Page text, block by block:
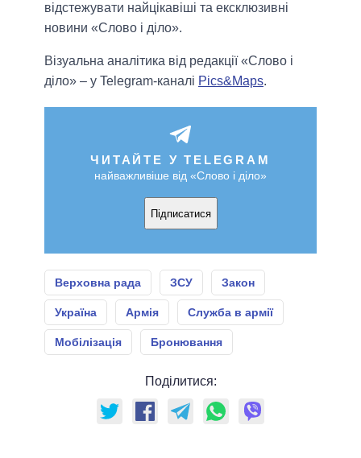
відстежувати найцікавіші та ексклюзивні
новини «Слово і діло».
Візуальна аналітика від редакції «Слово і
діло» – у Telegram-каналі Pics&Maps.
ЧИТАЙТЕ У TELEGRAM
найважливіше від «Слово і діло»
Підписатися
Верховна рада ЗСУ Закон
Україна Армія Служба в армії
Мобілізація Бронювання
Поділитися: